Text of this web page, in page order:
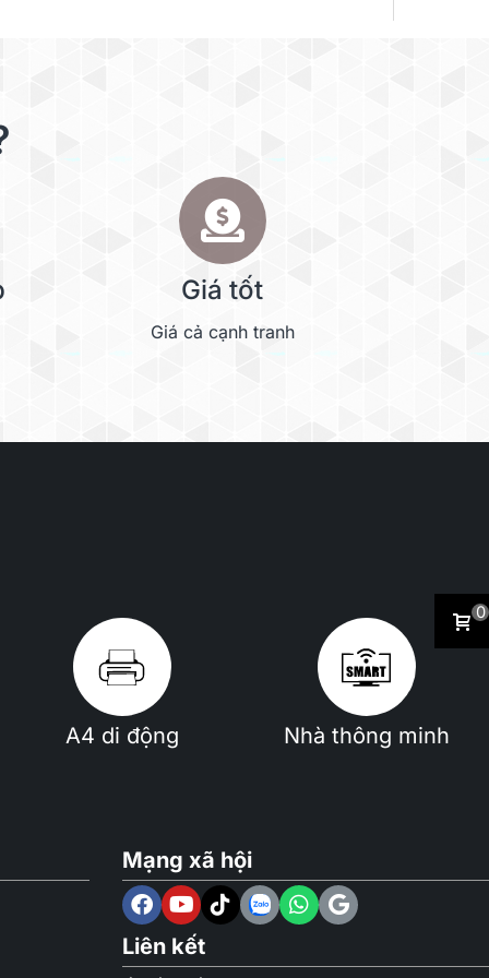
Giá tốt
Giá cả cạnh tranh
A4 di động Nhà thông minh
Mạng xã hội
Liên kết
0